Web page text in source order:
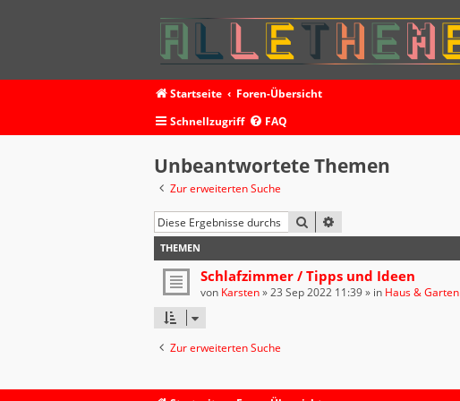
Startseite
Foren-Übersicht
Schnellzugriff
FAQ
Unbeantwortete Themen
Zur erweiterten Suche
SUCHE
THEMEN
Schlafzimmer / Tipps und Ideen
von Karsten»23 Sep 2022 11:39» in Haus & Garten
Zur erweiterten Suche